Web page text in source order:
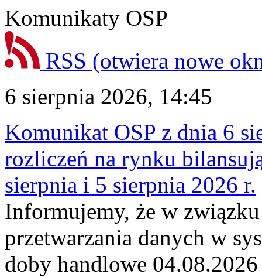
Komunikaty OSP
RSS (otwiera nowe
6 sierpnia 2026, 14:45
Komunikat OSP z dnia 6
rozliczeń na rynku
sierpnia i 5 sierpnia 2026 r.
Informujemy, że w
przetwarzania danych w
doby handlowe